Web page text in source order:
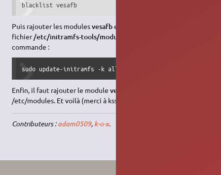
blacklist vesafb
Puis rajouter les modulesvesafbet
fichier/etc/initramfs-tools/modules
commande :
sudo update-initramfs -k all -u
Enfin, il faut rajouter le modulevesafb
/etc/modules. Et voilà (merci à ksso0s pour cette
Contributeurs :adam0509, k-o-x.